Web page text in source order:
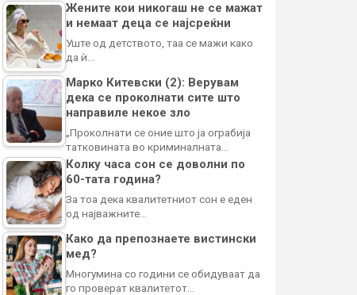
Жените кои никогаш не се мажат
и немаат деца се најсреќни
Уште од детството, таа се мажи како
да ѝ…
Марко Китевски (2): Верувам
дека се проколнати сите што
направиле некое зло
„Проколнати се оние што ја ограбија
татковината во криминалната…
Колку часа сон се доволни по
60-тата година?
За тоа дека квалитетниот сон е еден
од најважните…
Како да препознаете вистински
мед?
Многумина со години се обидуваат да
го проверат квалитетот…